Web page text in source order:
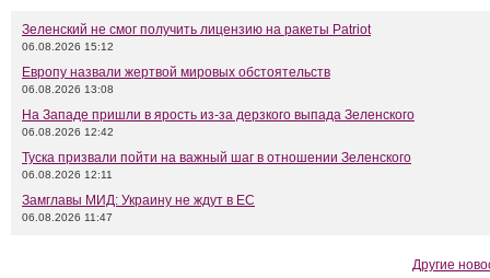
Зеленский не смог получить лицензию на ракеты Patriot
06.08.2026 15:12
Европу назвали жертвой мировых обстоятельств
06.08.2026 13:08
На Западе пришли в ярость из-за дерзкого выпада Зеленского
06.08.2026 12:42
Туска призвали пойти на важный шаг в отношении Зеленского
06.08.2026 12:11
Замглавы МИД: Украину не ждут в ЕС
06.08.2026 11:47
Другие